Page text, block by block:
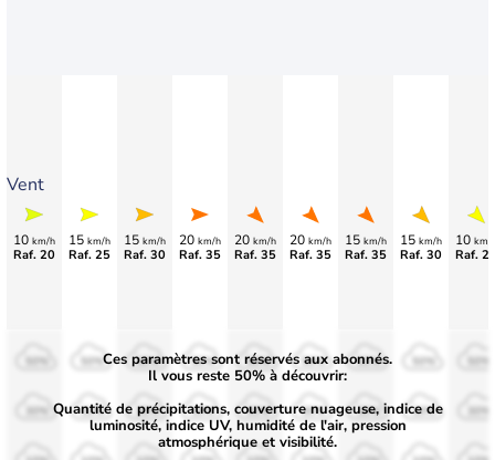
Vent
10 km/h
Raf. 20
15 km/h
Raf. 25
15 km/h
Raf. 30
20 km/h
Raf. 35
20 km/h
Raf. 35
20 km/h
Raf. 35
15 km/h
Raf. 35
15 km/h
Raf. 30
10 km/
Raf.
50%
30%
50%
30%
50%
30%
50%
30%
50%
30%
50%
30%
50%
30%
Ces paramètres sont réservés aux abonnés.
Il vous reste 50% à découvrir:
Quantité de précipitations, couverture nuageuse, indice de
luminosité, indice UV, humidité de l'air, pression
atmosphérique et visibilité.